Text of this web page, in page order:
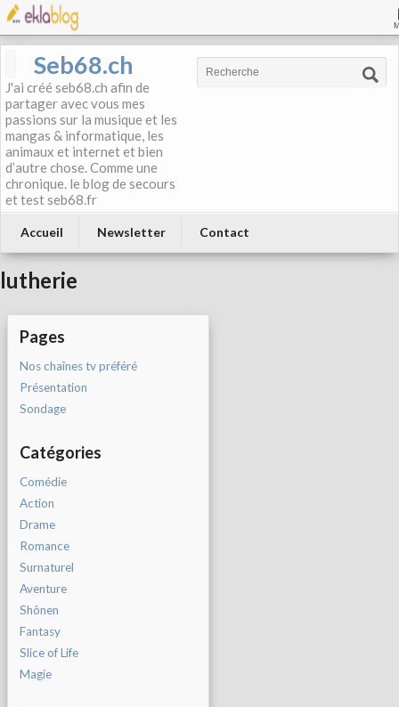
Seb68.ch
J'ai créé seb68.ch afin de
partager avec vous mes
passions sur la musique et les
mangas & informatique, les
animaux et internet et bien
d’autre chose. Comme une
chronique. le blog de secours
et test seb68.fr
Accueil Newsletter Contact
lutherie
Pages
Nos chaînes tv préféré
Présentation
Sondage
Catégories
Comédie
Action
Drame
Romance
Surnaturel
Aventure
Shônen
Fantasy
Slice of Life
Magie